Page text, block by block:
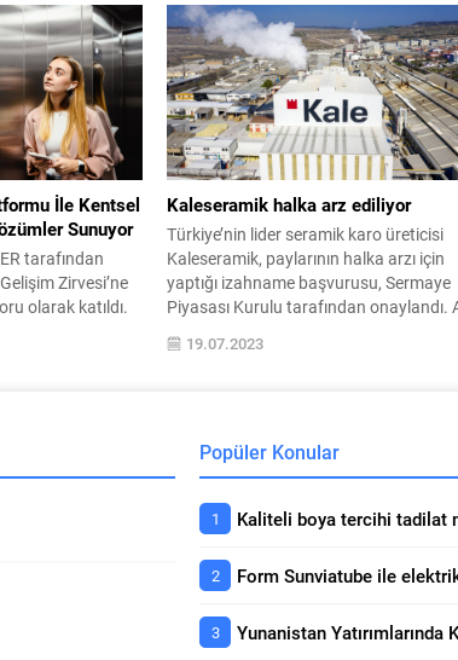
devam
başlayacak
28 Nisan 2026
webinar ile
Teknoloji ve Aletleri İhtisas Fuarı ana
sponsorluğunda düzenlenen etkinlik,
TOBB Makine Teçhizatı ve İmalatı
paydaşlığında, İMDER iş birliğinde ve
Türkiye Ekonomi Politikaları
İle Kentsel
Sunuyor
tarafından
Zirvesi’ne
olarak katıldı.
ve nitelikli
acil dönüşmesi
Kaleseramik halka arz ediliyor
Türkiye’nin lider seramik karo üreticisi
Kaleseramik, paylarının halka arzı için
yaptığı izahname başvurusu, Sermaye
Piyasası Kurulu tarafından onaylandı.
konsorsiyum aracılığıyla 25 TL olarak
kuruluşlarından Kale Grubu iştiraki
19.07.2023
Popüler Konular